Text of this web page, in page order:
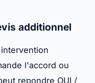
additionnel
l'accord ou
repondre OUI /